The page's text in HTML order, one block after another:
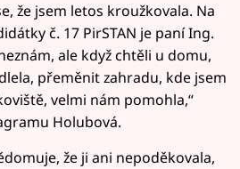
že jsem letos kroužkovala. Na
č. 17 PirSTAN je paní Ing.
ale když chtěli u domu,
přeměnit zahradu, kde jsem
velmi nám pomohla,“
Holubová.
že ji ani nepoděkovala,